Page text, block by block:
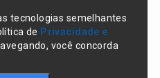
tecnologias semelhantes
de Privacidade e
você concorda